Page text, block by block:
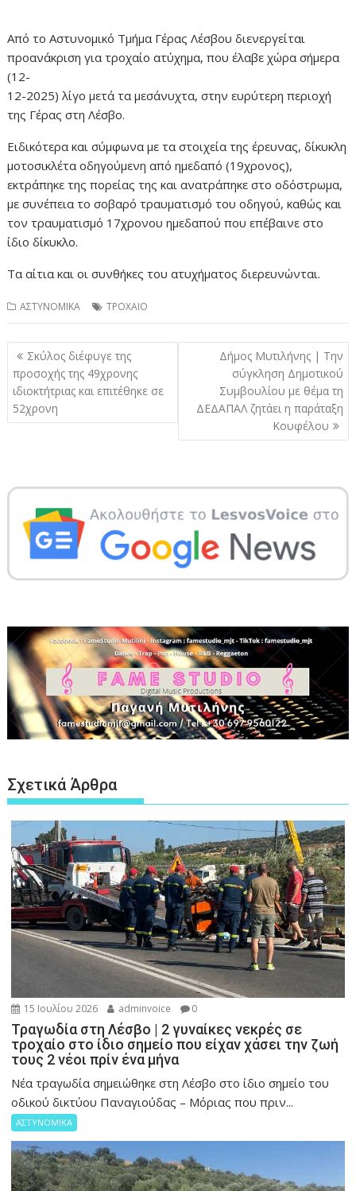
Από το Αστυνομικό Τμήμα Γέρας Λέσβου διενεργείται
προανάκριση για τροχαίο ατύχημα, που έλαβε χώρα σήμερα
(12-
12-2025) λίγο μετά τα μεσάνυχτα, στην ευρύτερη περιοχή
της Γέρας στη Λέσβο.
Ειδικότερα και σύμφωνα με τα στοιχεία της έρευνας, δίκυκλη
μοτοσικλέτα οδηγούμενη από ημεδαπό (19χρονος),
εκτράπηκε της πορείας της και ανατράπηκε στο οδόστρωμα,
με συνέπεια το σοβαρό τραυματισμό του οδηγού, καθώς και
τον τραυματισμό 17χρονου ημεδαπού που επέβαινε στο
ίδιο δίκυκλο.
Τα αίτια και οι συνθήκες του ατυχήματος διερευνώνται.
ΑΣΤΥΝΟΜΙΚΑ ΤΡΟΧΑΙΟ
Πλοήγηση
άρθρων
Σκύλος διέφυγε της
προσοχής της 49χρονης
ιδιοκτήτριας και επιτέθηκε σε
52χρονη
Δήμος Μυτιλήνης | Την
σύγκληση Δημοτικού
Συμβουλίου με θέμα τη
ΔΕΔΑΠΑΛ ζητάει η παράταξη
Κουφέλου
Σχετικά Άρθρα
15 Ιουλίου 2026 adminvoice 0
Τραγωδία στη Λέσβο | 2 γυναίκες νεκρές σε
τροχαίο στο ίδιο σημείο που είχαν χάσει την ζωή
τους 2 νέοι πρίν ένα μήνα
Νέα τραγωδία σημειώθηκε στη Λέσβο στο ίδιο σημείο του
οδικού δικτύου Παναγιούδας – Μόριας που πριν...
ΑΣΤΥΝΟΜΙΚΑ